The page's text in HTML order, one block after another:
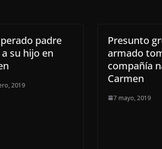
padre
su hijo en
2019
Presunto
armado
compañía
Carmen
7 mayo, 2019